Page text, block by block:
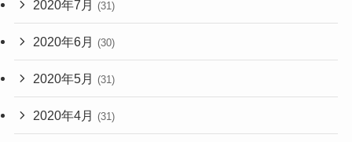
2020年7月 (31)
2020年6月 (30)
2020年5月 (31)
2020年4月 (31)